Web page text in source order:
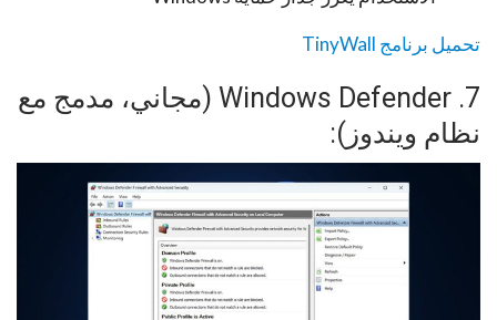
تحميل برنامج TinyWall
7. Windows Defender (مجاني، مدمج مع
نظام ويندوز):